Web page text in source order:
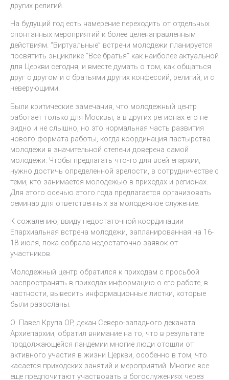
других религий.
На будущий год есть намерение переходить от отдельных
спонтанных мероприятий к более целенаправленным
действиям. “Виртуальные” встречи молодежи планируется
посвятить энциклике “Все братья” как наиболее актуальной
для Церкви сегодня, и вместе думать о том, как общаться
друг с другом и с братьями других конфессий, религий, и с
неверующими.
Были критические замечания, что молодежный центр
работает только для Москвы, а в других регионах его не
видно и не слышно, но это нормальная часть развития
нового формата работы, когда координация пастырства
молодежи в значительной степени доверена самой
молодежи. Чтобы предлагать что-то для всей епархии,
нужно достичь определенной зрелости, в сотрудничестве с
теми, кто занимается молодежью в приходах и регионах.
Для этого осенью этого года предлагается организовать
семинар для ответственных за молодежное служение.
К сожалению, ввиду недостаточной координации
Епархиальная встреча молодежи, запланированная на 16-
18 июля, пока собрала недостаточно заявок от
участников.
Молодежный центр обратился к приходам с просьбой
распространять в приходах информацию о его работе, в
частности, вывесить информационные листки, которые
были разосланы.
О. Павел Крупа OP, декан Северо-западного деканата
Архиепархии, обратил внимание на то, что в результате
продолжающейся пандемии многие люди отошли от
активного участия в жизни Церкви, особенно в том, что
касается приходских занятий и мероприятий. Многие все
еще предпочитают участвовать в богослужениях через